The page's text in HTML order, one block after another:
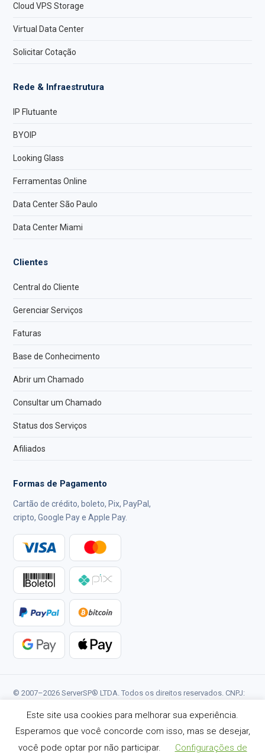
Cloud VPS Storage
Virtual Data Center
Solicitar Cotação
Rede & Infraestrutura
IP Flutuante
BYOIP
Looking Glass
Ferramentas Online
Data Center São Paulo
Data Center Miami
Clientes
Central do Cliente
Gerenciar Serviços
Faturas
Base de Conhecimento
Abrir um Chamado
Consultar um Chamado
Status dos Serviços
Afiliados
Formas de Pagamento
Cartão de crédito, boleto, Pix, PayPal,
cripto, Google Pay e Apple Pay.
© 2007–2026 ServerSP® LTDA. Todos os direitos reservados. CNPJ:
Termos de Serviço Política de Privacidade
Reportar Abuso
Este site usa cookies para melhorar sua experiência.
Esperamos que você concorde com isso, mas se desejar,
você pode optar por não participar.
Configurações de